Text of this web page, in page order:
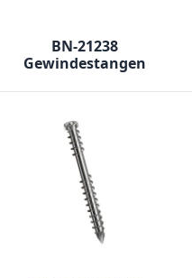
BN-21238
Gewindestangen